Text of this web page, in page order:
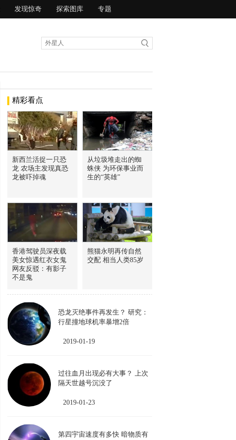
发现惊奇 探索图库 专题
精彩看点
新西兰活捉一只恐
龙 农场主发现真恐
龙被吓掉魂
从垃圾堆走出的蜘
蛛侠 为环保事业而
生的“英雄”
香港驾驶员深夜载
美女惊遇红衣女鬼
网友反驳：有影子
不是鬼
熊猫永明再传自然
交配 相当人类85岁
恐龙灭绝事件再发生？ 研究：
行星撞地球机率暴增2倍
2019-01-19
过往血月出现必有大事？ 上次
隔天世越号沉没了
2019-01-23
第四宇宙速度有多快 暗物质有